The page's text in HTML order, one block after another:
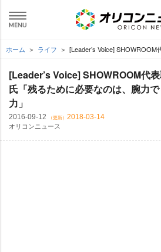
ホーム ライフ [Leader’s Voice]
[Leader’s Voice] SHOWROOM代
氏「残るために必要なのは、腕力
力」
2016-09-12 （更新） 2018-03-14
オリコンニュース